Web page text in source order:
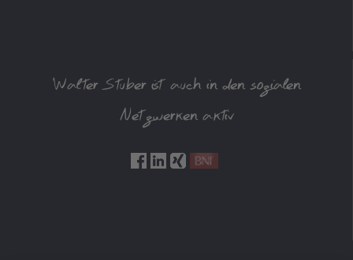
Walter Stuber ist auch in den sozialen
Netzwerken aktiv